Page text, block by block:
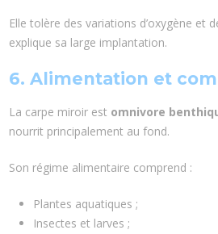
Elle tolère des variations d’oxygène et
explique sa large implantation.
6. Alimentation et
La carpe miroir est omnivore
nourrit principalement au fond.
Son régime alimentaire comprend :
Plantes aquatiques ;
Insectes et larves ;